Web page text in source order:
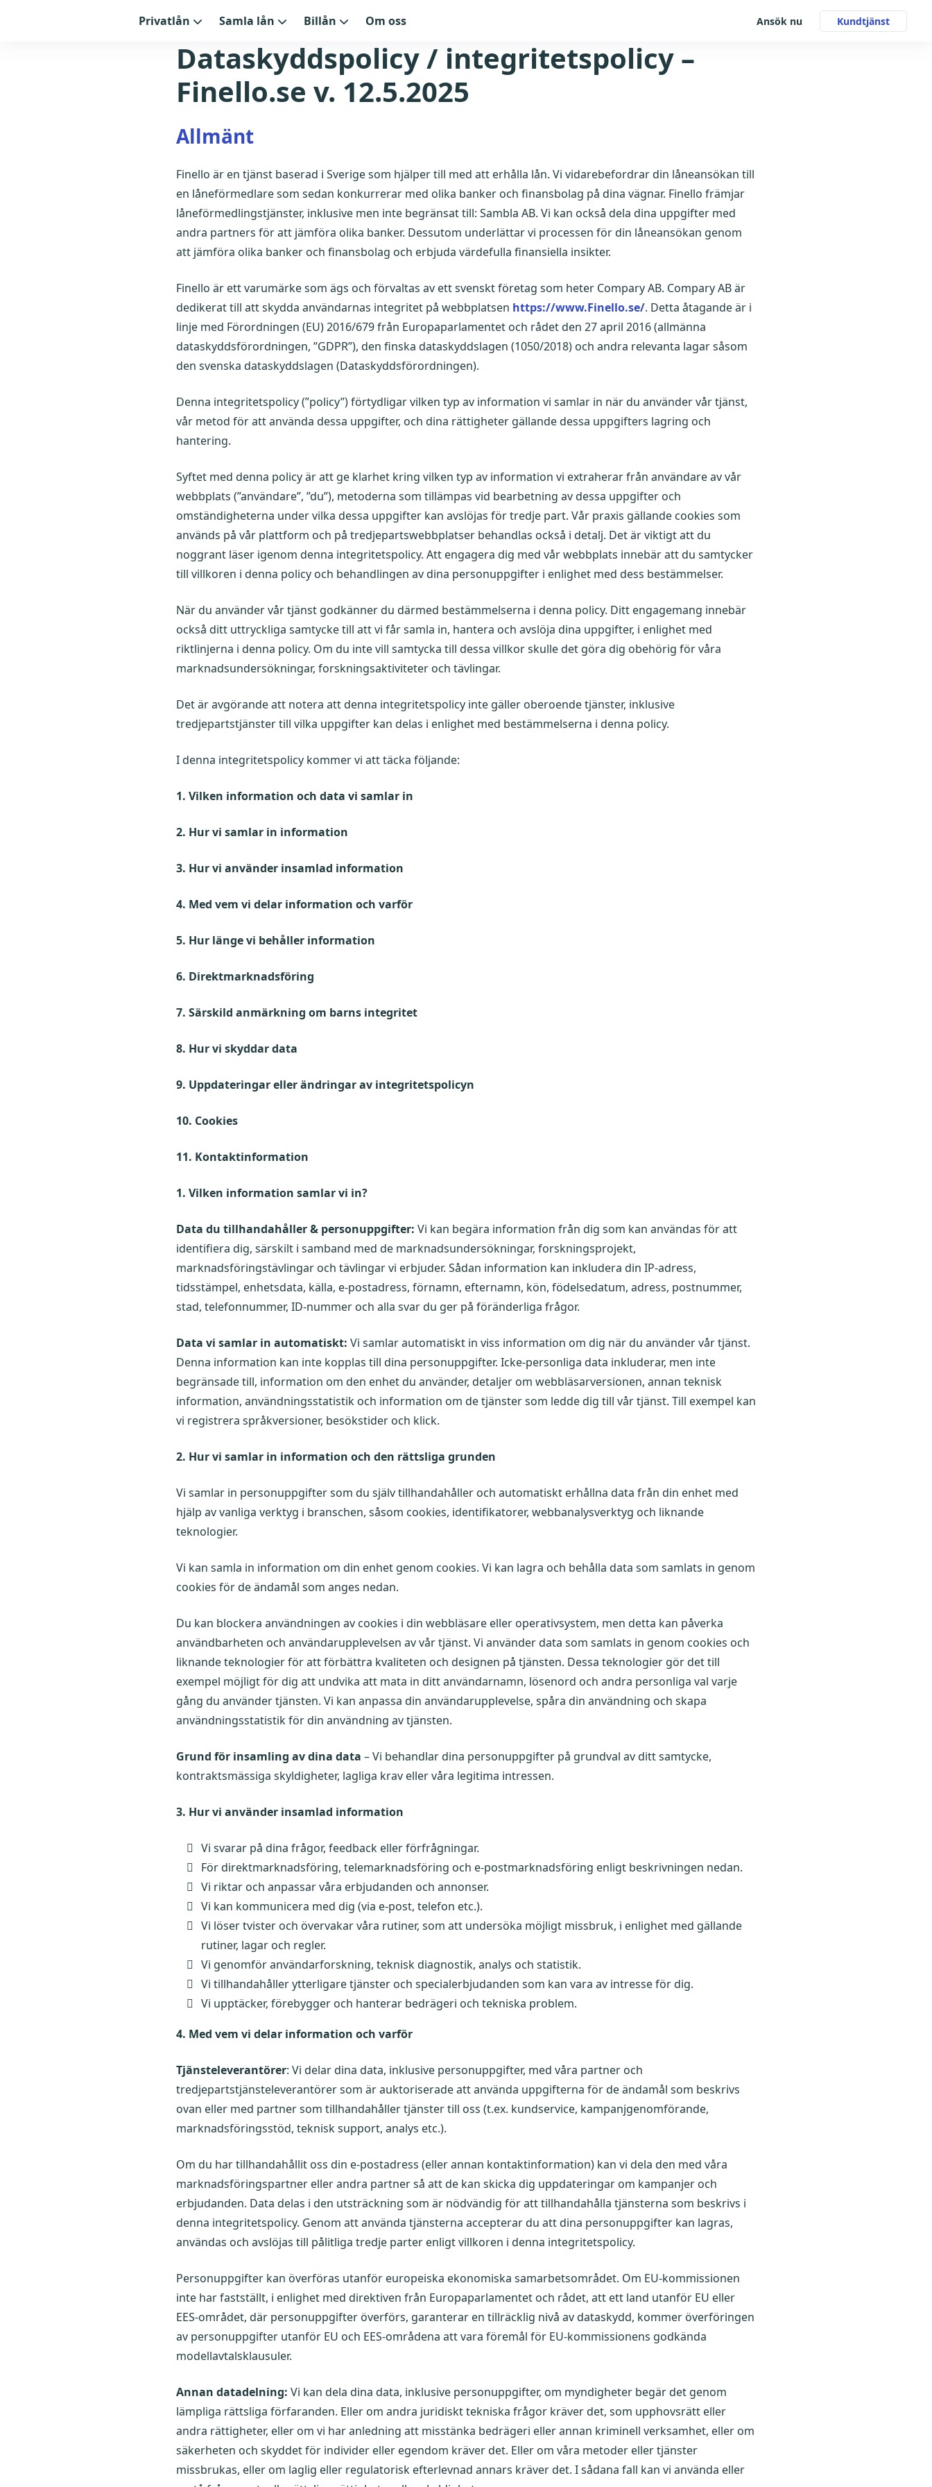
Privatlån Samla lån Billån Om oss Ansök nu Kundtjänst
Dataskyddspolicy / integritetspolicy –
Finello.se v. 12.5.2025
Allmänt
Finello är en tjänst baserad i Sverige som hjälper till med att erhålla lån. Vi vidarebefordrar din låneansökan till
en låneförmedlare som sedan konkurrerar med olika banker och finansbolag på dina vägnar. Finello främjar
låneförmedlingstjänster, inklusive men inte begränsat till: Sambla AB. Vi kan också dela dina uppgifter med
andra partners för att jämföra olika banker. Dessutom underlättar vi processen för din låneansökan genom
att jämföra olika banker och finansbolag och erbjuda värdefulla finansiella insikter.
Finello är ett varumärke som ägs och förvaltas av ett svenskt företag som heter Compary AB. Compary AB är
dedikerat till att skydda användarnas integritet på webbplatsen https://www.Finello.se/. Detta åtagande är i
linje med Förordningen (EU) 2016/679 från Europaparlamentet och rådet den 27 april 2016 (allmänna
dataskyddsförordningen, ”GDPR”), den finska dataskyddslagen (1050/2018) och andra relevanta lagar såsom
den svenska dataskyddslagen (Dataskyddsförordningen).
Denna integritetspolicy (”policy”) förtydligar vilken typ av information vi samlar in när du använder vår tjänst,
vår metod för att använda dessa uppgifter, och dina rättigheter gällande dessa uppgifters lagring och
hantering.
Syftet med denna policy är att ge klarhet kring vilken typ av information vi extraherar från användare av vår
webbplats (”användare”, ”du”), metoderna som tillämpas vid bearbetning av dessa uppgifter och
omständigheterna under vilka dessa uppgifter kan avslöjas för tredje part. Vår praxis gällande cookies som
används på vår plattform och på tredjepartswebbplatser behandlas också i detalj. Det är viktigt att du
noggrant läser igenom denna integritetspolicy. Att engagera dig med vår webbplats innebär att du samtycker
till villkoren i denna policy och behandlingen av dina personuppgifter i enlighet med dess bestämmelser.
När du använder vår tjänst godkänner du därmed bestämmelserna i denna policy. Ditt engagemang innebär
också ditt uttryckliga samtycke till att vi får samla in, hantera och avslöja dina uppgifter, i enlighet med
riktlinjerna i denna policy. Om du inte vill samtycka till dessa villkor skulle det göra dig obehörig för våra
marknadsundersökningar, forskningsaktiviteter och tävlingar.
Det är avgörande att notera att denna integritetspolicy inte gäller oberoende tjänster, inklusive
tredjepartstjänster till vilka uppgifter kan delas i enlighet med bestämmelserna i denna policy.
I denna integritetspolicy kommer vi att täcka följande:
1. Vilken information och data vi samlar in
2. Hur vi samlar in information
3. Hur vi använder insamlad information
4. Med vem vi delar information och varför
5. Hur länge vi behåller information
6. Direktmarknadsföring
7. Särskild anmärkning om barns integritet
8. Hur vi skyddar data
9. Uppdateringar eller ändringar av integritetspolicyn
10. Cookies
11. Kontaktinformation
1. Vilken information samlar vi in?
Data du tillhandahåller & personuppgifter: Vi kan begära information från dig som kan användas för att
identifiera dig, särskilt i samband med de marknadsundersökningar, forskningsprojekt,
marknadsföringstävlingar och tävlingar vi erbjuder. Sådan information kan inkludera din IP-adress,
tidsstämpel, enhetsdata, källa, e-postadress, förnamn, efternamn, kön, födelsedatum, adress, postnummer,
stad, telefonnummer, ID-nummer och alla svar du ger på föränderliga frågor.
Data vi samlar in automatiskt: Vi samlar automatiskt in viss information om dig när du använder vår tjänst.
Denna information kan inte kopplas till dina personuppgifter. Icke-personliga data inkluderar, men inte
begränsade till, information om den enhet du använder, detaljer om webbläsarversionen, annan teknisk
information, användningsstatistik och information om de tjänster som ledde dig till vår tjänst. Till exempel kan
vi registrera språkversioner, besökstider och klick.
2. Hur vi samlar in information och den rättsliga grunden
Vi samlar in personuppgifter som du själv tillhandahåller och automatiskt erhållna data från din enhet med
hjälp av vanliga verktyg i branschen, såsom cookies, identifikatorer, webbanalysverktyg och liknande
teknologier.
Vi kan samla in information om din enhet genom cookies. Vi kan lagra och behålla data som samlats in genom
cookies för de ändamål som anges nedan.
Du kan blockera användningen av cookies i din webbläsare eller operativsystem, men detta kan påverka
användbarheten och användarupplevelsen av vår tjänst. Vi använder data som samlats in genom cookies och
liknande teknologier för att förbättra kvaliteten och designen på tjänsten. Dessa teknologier gör det till
exempel möjligt för dig att undvika att mata in ditt användarnamn, lösenord och andra personliga val varje
gång du använder tjänsten. Vi kan anpassa din användarupplevelse, spåra din användning och skapa
användningsstatistik för din användning av tjänsten.
Grund för insamling av dina data – Vi behandlar dina personuppgifter på grundval av ditt samtycke,
kontraktsmässiga skyldigheter, lagliga krav eller våra legitima intressen.
3. Hur vi använder insamlad information
Vi svarar på dina frågor, feedback eller förfrågningar.
För direktmarknadsföring, telemarknadsföring och e-postmarknadsföring enligt beskrivningen nedan.
Vi riktar och anpassar våra erbjudanden och annonser.
Vi kan kommunicera med dig (via e-post, telefon etc.).
Vi löser tvister och övervakar våra rutiner, som att undersöka möjligt missbruk, i enlighet med gällande
rutiner, lagar och regler.
Vi genomför användarforskning, teknisk diagnostik, analys och statistik.
Vi tillhandahåller ytterligare tjänster och specialerbjudanden som kan vara av intresse för dig.
Vi upptäcker, förebygger och hanterar bedrägeri och tekniska problem.
4. Med vem vi delar information och varför
Tjänsteleverantörer: Vi delar dina data, inklusive personuppgifter, med våra partner och
tredjepartstjänsteleverantörer som är auktoriserade att använda uppgifterna för de ändamål som beskrivs
ovan eller med partner som tillhandahåller tjänster till oss (t.ex. kundservice, kampanjgenomförande,
marknadsföringsstöd, teknisk support, analys etc.).
Om du har tillhandahållit oss din e-postadress (eller annan kontaktinformation) kan vi dela den med våra
marknadsföringspartner eller andra partner så att de kan skicka dig uppdateringar om kampanjer och
erbjudanden. Data delas i den utsträckning som är nödvändig för att tillhandahålla tjänsterna som beskrivs i
denna integritetspolicy. Genom att använda tjänsterna accepterar du att dina personuppgifter kan lagras,
användas och avslöjas till pålitliga tredje parter enligt villkoren i denna integritetspolicy.
Personuppgifter kan överföras utanför europeiska ekonomiska samarbetsområdet. Om EU-kommissionen
inte har fastställt, i enlighet med direktiven från Europaparlamentet och rådet, att ett land utanför EU eller
EES-området, där personuppgifter överförs, garanterar en tillräcklig nivå av dataskydd, kommer överföringen
av personuppgifter utanför EU och EES-områdena att vara föremål för EU-kommissionens godkända
modellavtalsklausuler.
Annan datadelning: Vi kan dela dina data, inklusive personuppgifter, om myndigheter begär det genom
lämpliga rättsliga förfaranden. Eller om andra juridiskt tekniska frågor kräver det, som upphovsrätt eller
andra rättigheter, eller om vi har anledning att misstänka bedrägeri eller annan kriminell verksamhet, eller om
säkerheten och skyddet för individer eller egendom kräver det. Eller om våra metoder eller tjänster
missbrukas, eller om laglig eller regulatorisk efterlevnad annars kräver det. I sådana fall kan vi använda eller